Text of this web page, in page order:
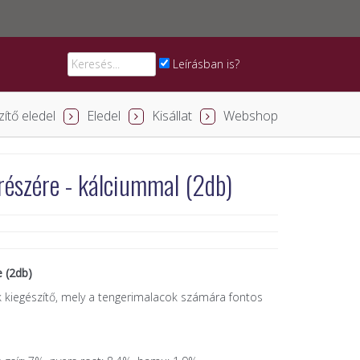
Leírásban is?
Webshop
Kisállat
Eledel
eledel
- kálciummal (2db)
(2db)
mely a tengerimalacok számára fontos